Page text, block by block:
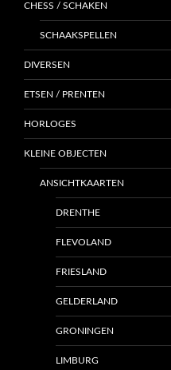
CHESS / SCHAKEN
SCHAAKSPELLEN
DIVERSEN
ETSEN / PRENTEN
HORLOGES
KLEINE OBJECTEN
ANSICHTKAARTEN
DRENTHE
FLEVOLAND
FRIESLAND
GELDERLAND
GRONINGEN
LIMBURG